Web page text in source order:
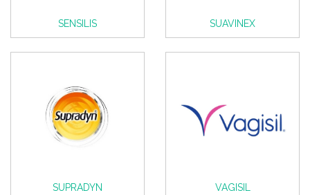
SENSILIS SUAVINEX
SUPRADYN VAGISIL